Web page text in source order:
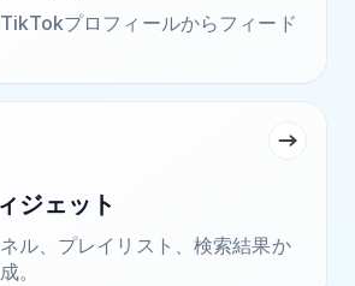
プロフィールからフィード
ジェット
ル、プレイリスト、検索結果か
。